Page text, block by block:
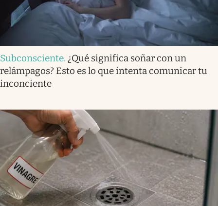
Subconsciente. ¿Qué significa soñar con un
relámpagos? Esto es lo que intenta comunicar tu
inconciente